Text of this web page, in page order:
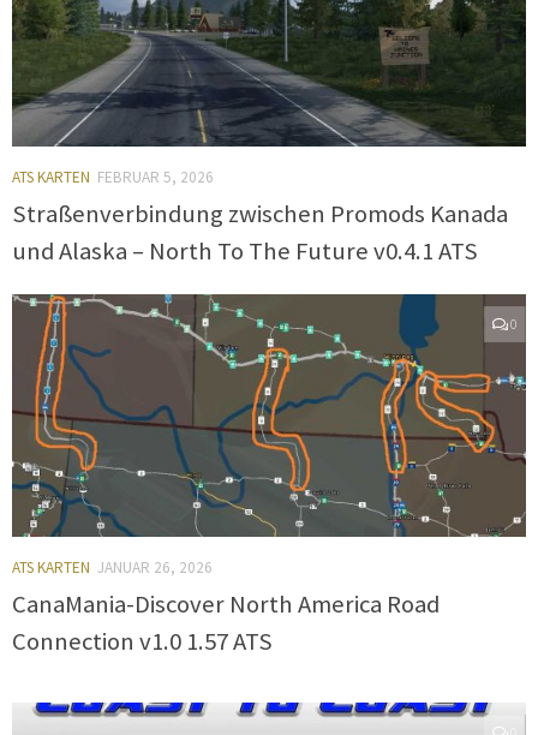
ATS KARTEN FEBRUAR 5, 2026
Straßenverbindung zwischen Promods Kanada
und Alaska – North To The Future v0.4.1 ATS
0
ATS KARTEN JANUAR 26, 2026
CanaMania-Discover North America Road
Connection v1.0 1.57 ATS